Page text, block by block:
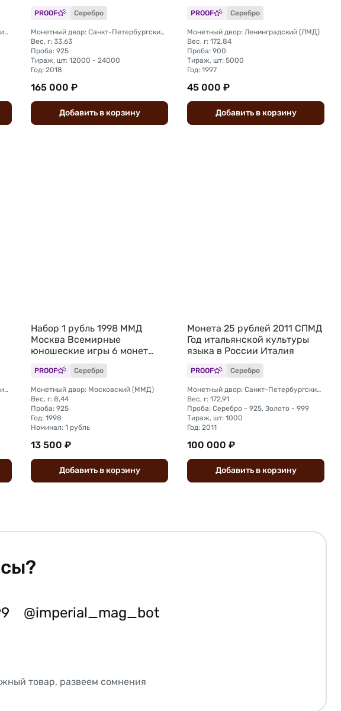
Монетный двор: Санкт-Петербургский (СПМД)
PROOF Серебро
Монетный двор: Санкт-Петербургский (СПМД)
Вес, г: 33,63
Проба: 925
Тираж, шт: 12000 - 24000
Год: 2018
165 000 ₽
Добавить вкорзину
PROOF Серебро
Монетный двор: Ленинградский (ЛМД)
Вес, г: 172,84
Проба: 900
Тираж, шт: 5000
Год: 1997
45 000 ₽
Добавить вкорзину
Монетный двор: Санкт-Петербургский (СПМД)
Набор 1 рубль 1998 ММД
Москва Всемирные
юношеские игры 6 монет
(без упаковки)
PROOF Серебро
Монетный двор: Московский (ММД)
Вес, г: 8,44
Проба: 925
Год: 1998
Номинал: 1 рубль
13 500 ₽
Добавить вкорзину
Монета 25 рублей 2011 СПМД
Год итальянской культуры
языка в России Италия
PROOF Серебро
Монетный двор: Санкт-Петербургский (СПМД)
Вес, г: 172,91
Проба: Серебро - 925, Золото - 999
Тираж, шт: 1000
Год: 2011
100 000 ₽
Добавить вкорзину
@imperial_mag_bot
товар, развеем сомнения